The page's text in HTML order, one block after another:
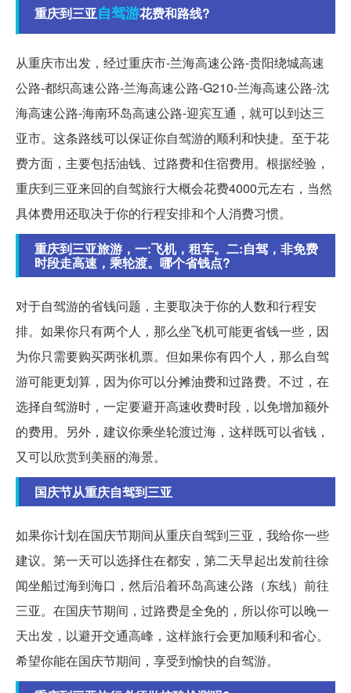
重庆到三亚自驾游花费和路线?
从重庆市出发，经过重庆市-兰海高速公路-贵阳绕城高速
公路-都织高速公路-兰海高速公路-G210-兰海高速公路-沈
海高速公路-海南环岛高速公路-迎宾互通，就可以到达三
亚市。这条路线可以保证你自驾游的顺利和快捷。至于花
费方面，主要包括油钱、过路费和住宿费用。根据经验，
重庆到三亚来回的自驾旅行大概会花费4000元左右，当然
具体费用还取决于你的行程安排和个人消费习惯。
重庆到三亚旅游，一:飞机，租车。二:自驾，非免费
时段走高速，乘轮渡。哪个省钱点?
对于自驾游的省钱问题，主要取决于你的人数和行程安
排。如果你只有两个人，那么坐飞机可能更省钱一些，因
为你只需要购买两张机票。但如果你有四个人，那么自驾
游可能更划算，因为你可以分摊油费和过路费。不过，在
选择自驾游时，一定要避开高速收费时段，以免增加额外
的费用。另外，建议你乘坐轮渡过海，这样既可以省钱，
又可以欣赏到美丽的海景。
国庆节从重庆自驾到三亚
如果你计划在国庆节期间从重庆自驾到三亚，我给你一些
建议。第一天可以选择住在都安，第二天早起出发前往徐
闻坐船过海到海口，然后沿着环岛高速公路（东线）前往
三亚。在国庆节期间，过路费是全免的，所以你可以晚一
天出发，以避开交通高峰，这样旅行会更加顺利和省心。
希望你能在国庆节期间，享受到愉快的自驾游。